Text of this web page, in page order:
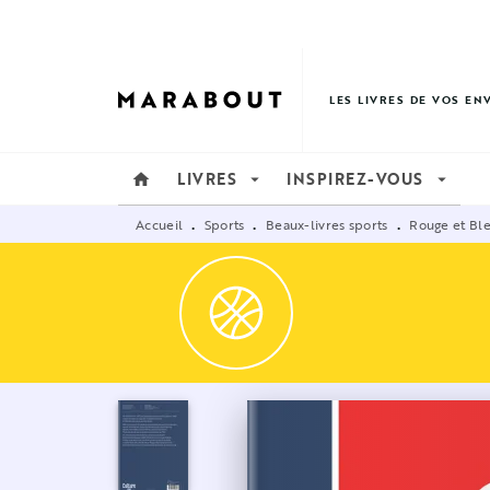
LES LIVRES DE VOS
home LIVRES arrow_drop_down INSPIREZ-VOUS arrow_drop_down
Accueil • Sports • Beaux-livres sports • Rouge et